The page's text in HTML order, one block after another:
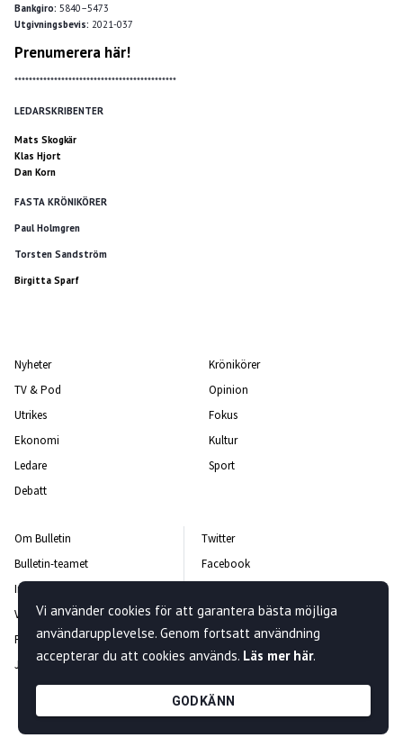
Bankgiro: 5840–5473
Utgivningsbevis: 2021-037
Prenumerera här!
*********************************************
LEDARSKRIBENTER
Mats Skogkär
Klas Hjort
Dan Korn
FASTA KRÖNIKÖRER
Paul Holmgren
Torsten Sandström
Birgitta Sparf
Nyheter
TV & Pod
Utrikes
Ekonomi
Ledare
Debatt
Krönikörer
Opinion
Fokus
Kultur
Sport
Om Bulletin
Bulletin-teamet
Integritetspolicy
Vanliga frågor och svar
Rättelsepolicy
Jobba hos oss
Twitter
Facebook
Kontakta oss
Nyhetsbrev
Vi använder cookies för att garantera bästa möjliga
användarupplevelse. Genom fortsatt användning
accepterar du att cookies används. Läs mer här.
GODKÄNN